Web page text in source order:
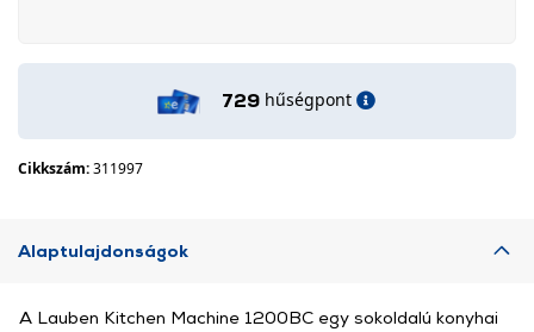
729 hűségpont
Cikkszám:311997
Alaptulajdonságok
A Lauben Kitchen Machine 1200BC egy sokoldalú konyhai